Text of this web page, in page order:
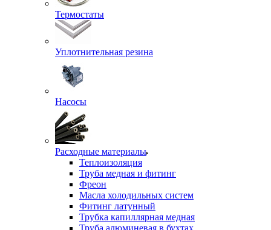
Термостаты
Уплотнительная резина
Насосы
Расходные материалы
Теплоизоляция
Труба медная и фитинг
Фреон
Масла холодильных систем
Фитинг латунный
Трубка капиллярная медная
Труба алюминевая в бухтах